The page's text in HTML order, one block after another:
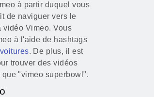
à partir duquel vous
de naviguer vers le
vidéo Vimeo. Vous
à l'aide de hashtags
. De plus, il est
trouver des vidéos
"vimeo superbowl".